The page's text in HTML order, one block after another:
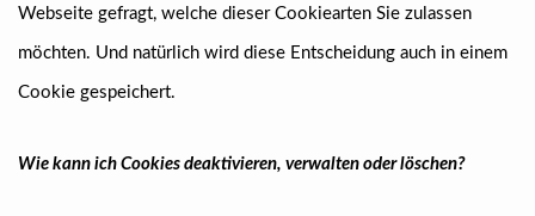
Webseite gefragt, welche dieser Cookiearten Sie zulassen
möchten. Und natürlich wird diese Entscheidung auch in einem
Cookie gespeichert.
Wie kann ich Cookies deaktivieren, verwalten oder löschen?